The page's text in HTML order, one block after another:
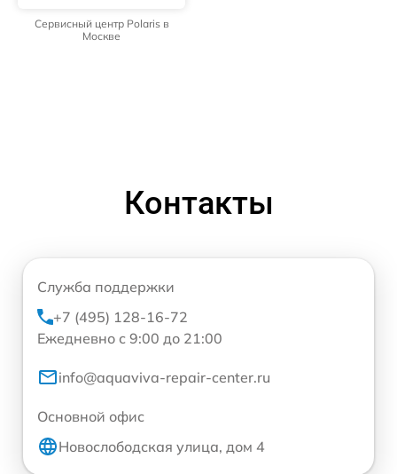
Сервисный центр Polaris в
Москве
Контакты
Служба поддержки
+7 (495) 128-16-72
Ежедневно с 9:00 до 21:00
info@aquaviva-repair-center.ru
Основной офис
Новослободская улица, дом 4